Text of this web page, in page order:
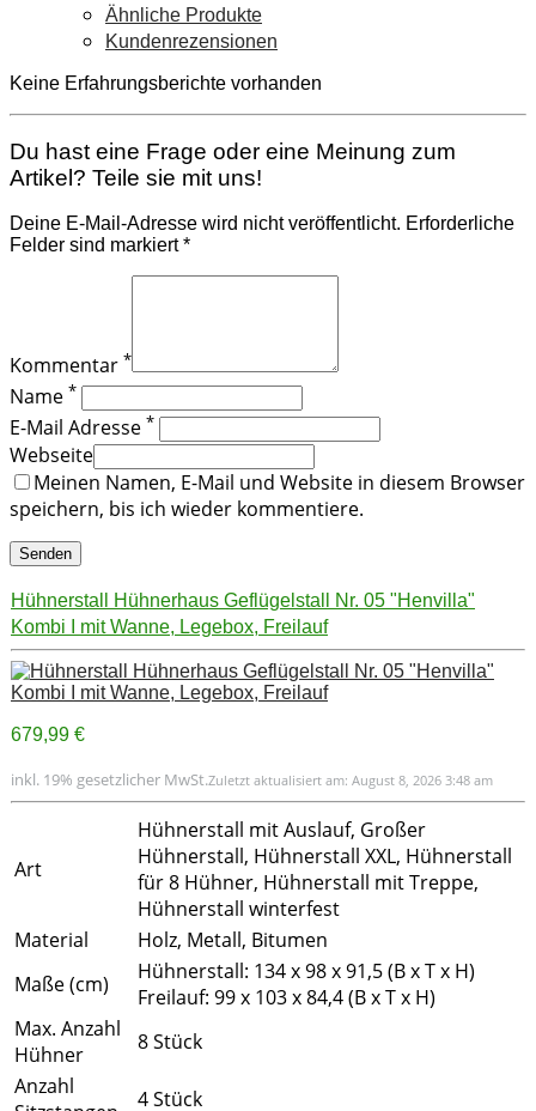
Ähnliche Produkte
Kundenrezensionen
Keine Erfahrungsberichte vorhanden
Du hast eine Frage oder eine Meinung zum
Artikel? Teile sie mit uns!
Deine E-Mail-Adresse wird nicht veröffentlicht. Erforderliche
Felder sind markiert *
Kommentar *
Name *
E-Mail Adresse *
Webseite
Meinen Namen, E-Mail und Website in diesem Browser
speichern, bis ich wieder kommentiere.
Hühnerstall Hühnerhaus Geflügelstall Nr. 05 "Henvilla"
Kombi I mit Wanne, Legebox, Freilauf
679,99 €
inkl. 19% gesetzlicher MwSt.Zuletzt aktualisiert am: August 8, 2026 3:48 am
Art
Hühnerstall mit Auslauf, Großer
Hühnerstall, Hühnerstall XXL, Hühnerstall
für 8 Hühner, Hühnerstall mit Treppe,
Hühnerstall winterfest
Material
Holz, Metall, Bitumen
Maße (cm)
Hühnerstall: 134 x 98 x 91,5 (B x T x H)
Freilauf: 99 x 103 x 84,4 (B x T x H)
Max. Anzahl
Hühner
8 Stück
Anzahl
4 Stück